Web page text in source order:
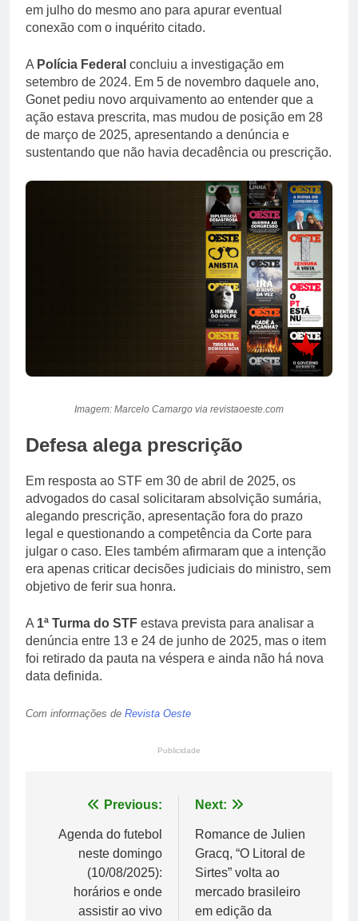
em julho do mesmo ano para apurar eventual
conexão com o inquérito citado.
A Polícia Federal concluiu a investigação em
setembro de 2024. Em 5 de novembro daquele ano,
Gonet pediu novo arquivamento ao entender que a
ação estava prescrita, mas mudou de posição em 28
de março de 2025, apresentando a denúncia e
sustentando que não havia decadência ou prescrição.
Imagem: Marcelo Camargo via revistaoeste.com
Defesa alega prescrição
Em resposta ao STF em 30 de abril de 2025, os
advogados do casal solicitaram absolvição sumária,
alegando prescrição, apresentação fora do prazo
legal e questionando a competência da Corte para
julgar o caso. Eles também afirmaram que a intenção
era apenas criticar decisões judiciais do ministro, sem
objetivo de ferir sua honra.
A 1ª Turma do STF estava prevista para analisar a
denúncia entre 13 e 24 de junho de 2025, mas o item
foi retirado da pauta na véspera e ainda não há nova
data definida.
Com informações de Revista Oeste
Publicidade
Navegação
de
Previous:
Agenda do futebol
neste domingo
(10/08/2025):
horários e onde
assistir ao vivo
Next:
Romance de Julien
Gracq, “O Litoral de
Sirtes” volta ao
mercado brasileiro
em edição da